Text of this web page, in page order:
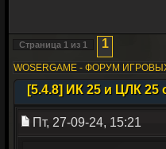
Страница 1 из 1 1
WOSERGAME - ФОРУМ
[5.4.8] ИК 25 и ЦЛК
Пт, 27-09-24, 15:21